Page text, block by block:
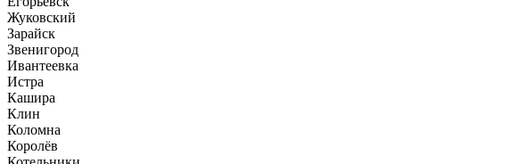
Жуковский
Зарайск
Звенигород
Ивантеевка
Истра
Кашира
Клин
Коломна
Королёв